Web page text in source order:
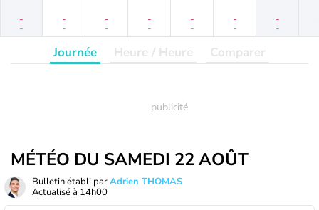
-
-
-
-
-
-
-
-
-
-
-
-
-
-
Journée Heure / Heure Comparer
MÉTÉO DU SAMEDI 22 AOÛT
Bulletin établi parAdrien THOMAS
Actualisé à 14h00